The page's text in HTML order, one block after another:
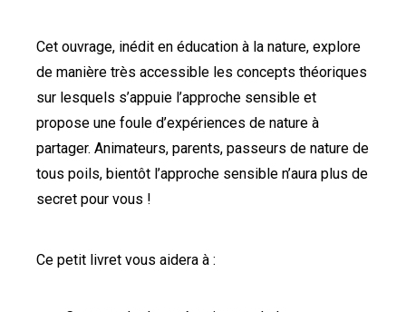
Cet ouvrage, inédit en éducation à la nature, explore
de manière très accessible les concepts théoriques
sur lesquels s’appuie l’approche sensible et
propose une foule d’expériences de nature à
partager. Animateurs, parents, passeurs de nature de
tous poils, bientôt l’approche sensible n’aura plus de
secret pour vous !
Ce petit livret vous aidera à :